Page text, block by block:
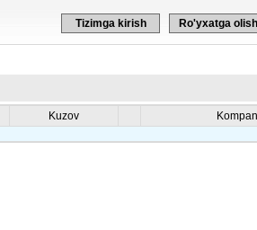
Tizimga kirish Ro'yxatga olish
Kuzov